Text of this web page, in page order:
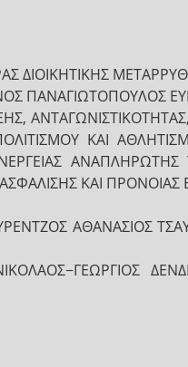
ΔΙΟΙΚΗΤΙΚΗΣ
ΠΑΝΑΓΙΩΤΟΠΟΥΛΟΣ
ΚΑΙ
ΑΝΑΠΛΗΡΩΤΗΣ
ΚΑΙ
ΑΘΑΝΑΣΙΟΣ